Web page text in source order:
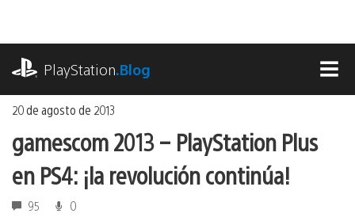
contenido
PlayStation.Blog
20 de agosto de 2013
gamescom 2013 – PlayStation Plus
en PS4: ¡la revolución continúa!
95 0